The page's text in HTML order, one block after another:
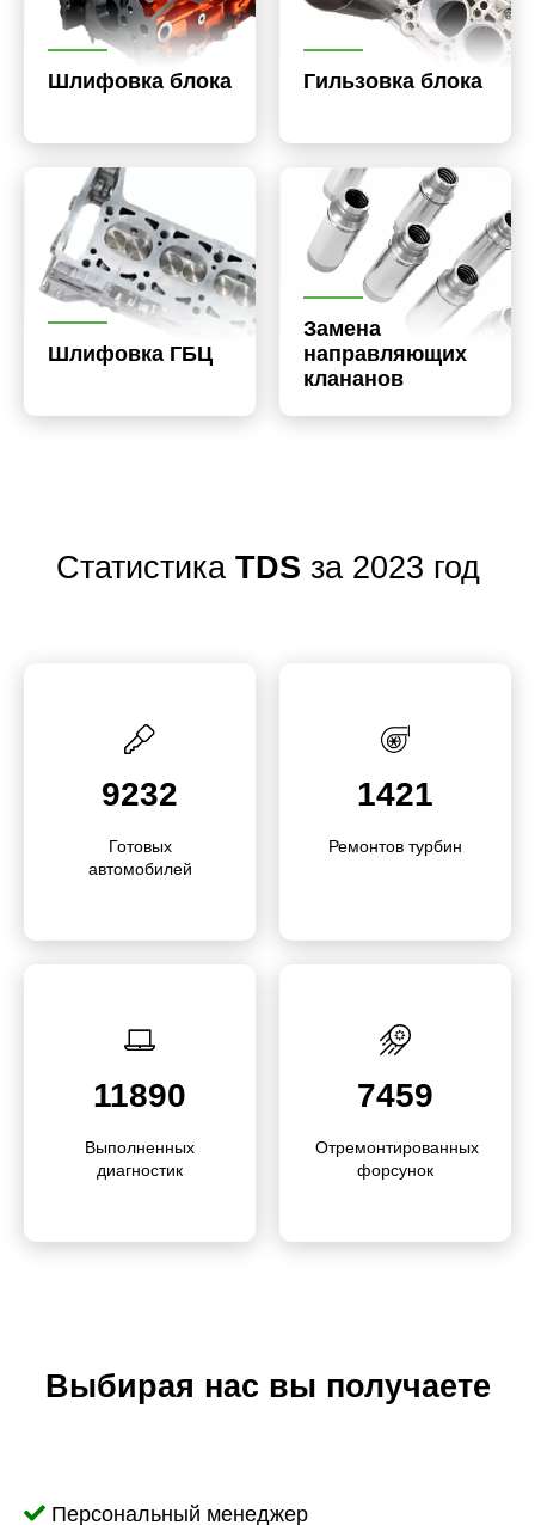
Шлифовка блока Гильзовка блока
Шлифовка ГБЦ
Замена
направляющих
клананов
Статистика TDS за 2023 год
9232
Готовых
автомобилей
1421
Ремонтов турбин
11890
Выполненных
диагностик
7459
Отремонтированных
форсунок
Выбирая нас вы получаете
Персональный менеджер